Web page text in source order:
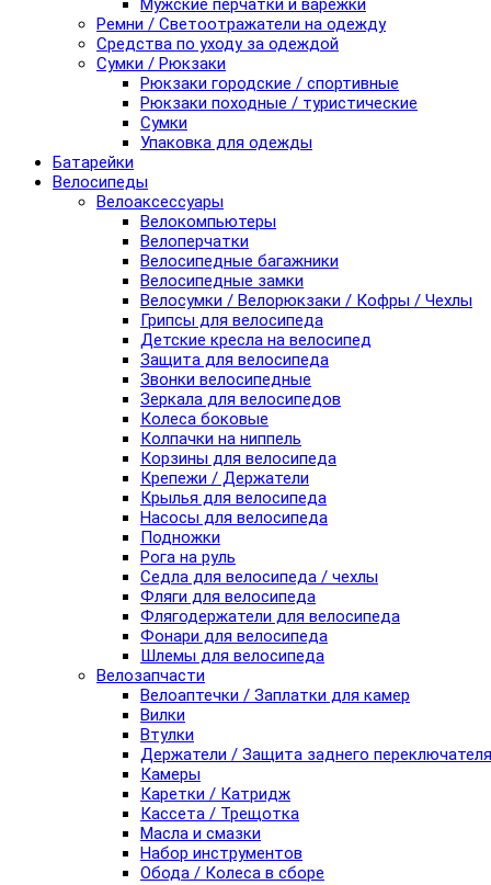
Мужские перчатки и варежки
Ремни / Светоотражатели на одежду
Средства по уходу за одеждой
Сумки / Рюкзаки
Рюкзаки городские / спортивные
Рюкзаки походные / туристические
Сумки
Упаковка для одежды
Батарейки
Велосипеды
Велоаксессуары
Велокомпьютеры
Велоперчатки
Велосипедные багажники
Велосипедные замки
Велосумки / Велорюкзаки / Кофры / Чехлы
Грипсы для велосипеда
Детские кресла на велосипед
Защита для велосипеда
Звонки велосипедные
Зеркала для велосипедов
Колеса боковые
Колпачки на ниппель
Корзины для велосипеда
Крепежи / Держатели
Крылья для велосипеда
Насосы для велосипеда
Подножки
Рога на руль
Седла для велосипеда / чехлы
Фляги для велосипеда
Флягодержатели для велосипеда
Фонари для велосипеда
Шлемы для велосипеда
Велозапчасти
Велоаптечки / Заплатки для камер
Вилки
Втулки
Держатели / Защита заднего переключателя
Камеры
Каретки / Катридж
Кассета / Трещотка
Масла и смазки
Набор инструментов
Обода / Колеса в сборе